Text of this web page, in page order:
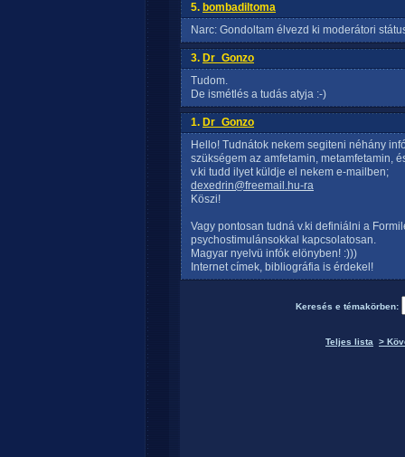
5. bombadiltoma
Narc: Gondoltam élvezd ki moderátori
3. Dr_Gonzo
Tudom.
De ismétlés a tudás atyja :-)
1. Dr_Gonzo
Hello! Tudnátok nekem segiteni néhány
szükségem az amfetamin, metamfetamin,
v.ki tudd ilyet küldje el nekem e-mailben;
dexedrin@freemail.hu-ra
Köszi!
Vagy pontosan tudná v.ki definiálni a
psychostimulánsokkal kapcsolatosan.
Magyar nyelvü infók elönyben! :)))
Internet címek, bibliográfia is érdekel!
Keresés e témakörben:
Teljes lista >